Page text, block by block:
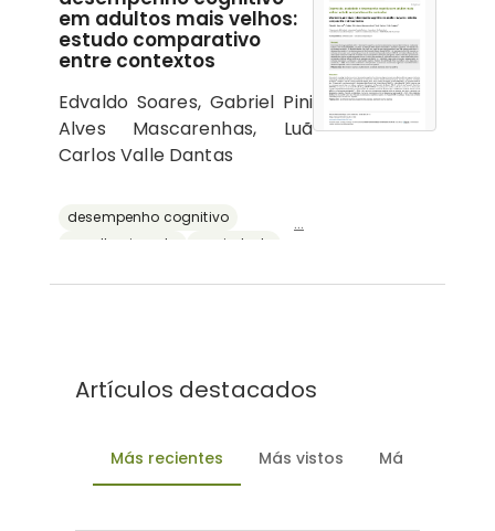
em adultos mais velhos:
estudo comparativo
entre contextos
Edvaldo Soares, Gabriel Pini
Alves Mascarenhas, Luã
Carlos Valle Dantas
desempenho cognitivo
envelhecimento
ansiedade
...
Artículos destacados
Más recientes Más vistos Más